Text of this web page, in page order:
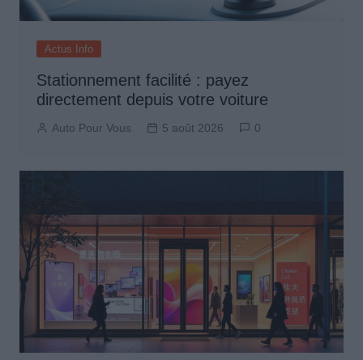
Actus Info
Stationnement facilité : payez
directement depuis votre voiture
Auto Pour Vous 5 août 2026 0